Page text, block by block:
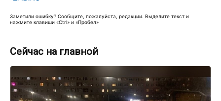
Заметили ошибку? Сообщите, пожалуйста, редакции. Выделите текст и
нажмите клавиши «Ctrl» и «Пробел»
Сейчас на главной